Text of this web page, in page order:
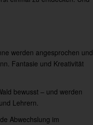
werden angesprochen und
Fantasie und Kreativität
bewusst – und werden
Lehrern.
Abwechslung im